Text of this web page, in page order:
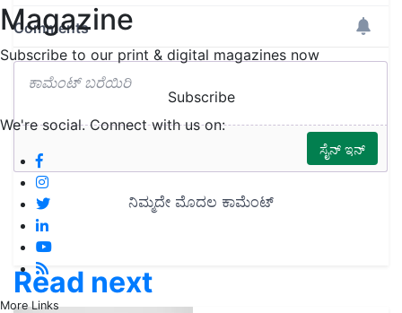
Magazine
Subscribe to our print & digital magazines now
Subscribe
We're social. Connect with us on:
More Links
Read next